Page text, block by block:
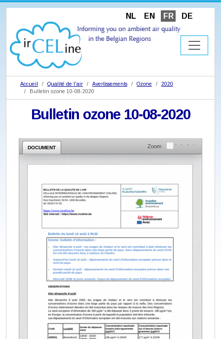
NL EN FR DE
Accueil Qualité de l'air Avertissements Ozone
2020
Bulletin ozone 10-08-2020
Bulletin ozone 10-08-2020
DOCUMENT Zoom